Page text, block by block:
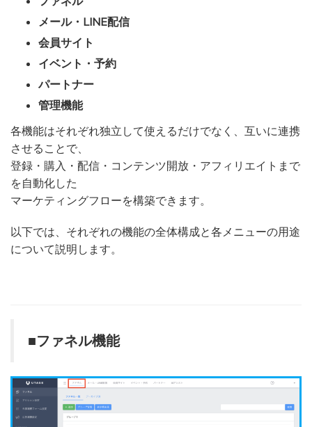
メール・LINE配信
会員サイト
イベント・予約
パートナー
管理機能
各機能はそれぞれ独立して使えるだけでなく、互いに連携
させることで、
登録・購入・配信・コンテンツ開放・アフィリエイトまで
を自動化した
マーケティングフローを構築できます。
以下では、それぞれの機能の全体構成と各メニューの用途
について説明します。
■ファネル機能